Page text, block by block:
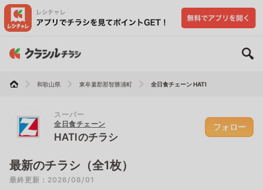
和歌山県 東牟婁郡那智勝浦町 全日食チェーン HATI
スーパー
全日食チェーン
HATIのチラシ
フォロー
最新のチラシ（全1枚）
最終更新：2026/08/01